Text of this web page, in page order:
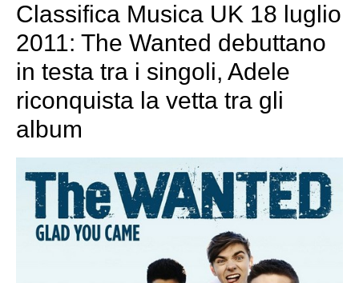
Classifica Musica UK 18 luglio
2011: The Wanted debuttano
in testa tra i singoli, Adele
riconquista la vetta tra gli
album